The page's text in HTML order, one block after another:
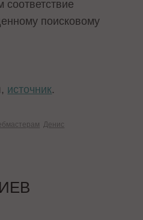
соответствие
поисковому
источник.
Денис